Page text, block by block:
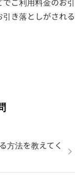
き落としがされる
方法を教えてく